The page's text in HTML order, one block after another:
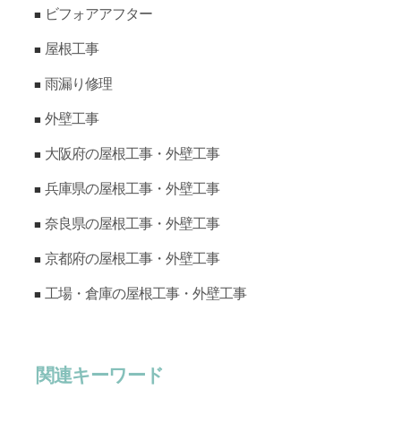
ビフォアアフター
屋根工事
雨漏り修理
外壁工事
大阪府の屋根工事・外壁工事
兵庫県の屋根工事・外壁工事
奈良県の屋根工事・外壁工事
京都府の屋根工事・外壁工事
工場・倉庫の屋根工事・外壁工事
関連キーワード